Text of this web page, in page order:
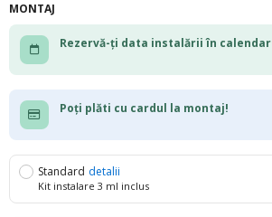
MONTAJ
Rezervă-ți data instalării în calendar
Poți plăti cu cardul la montaj!
Standard detalii
Kit instalare 3 ml inclus